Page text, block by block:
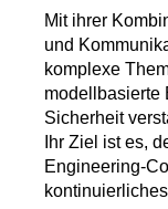
Mit ihrer
und
komplexe
modellbasierte
Sicherheit
Ihr Ziel ist es,
Engineering-